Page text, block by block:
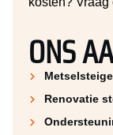
ONS
Renovatie